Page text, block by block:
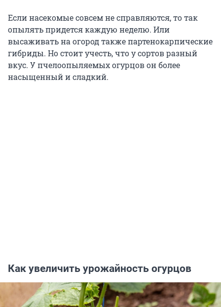
Если насекомые совсем не справляются, то так
опылять придется каждую неделю. Или
высаживать на огород также партенокарпические
гибриды. Но стоит учесть, что у сортов разный
вкус. У пчелоопыляемых огурцов он более
насыщенный и сладкий.
Как увеличить урожайность огурцов